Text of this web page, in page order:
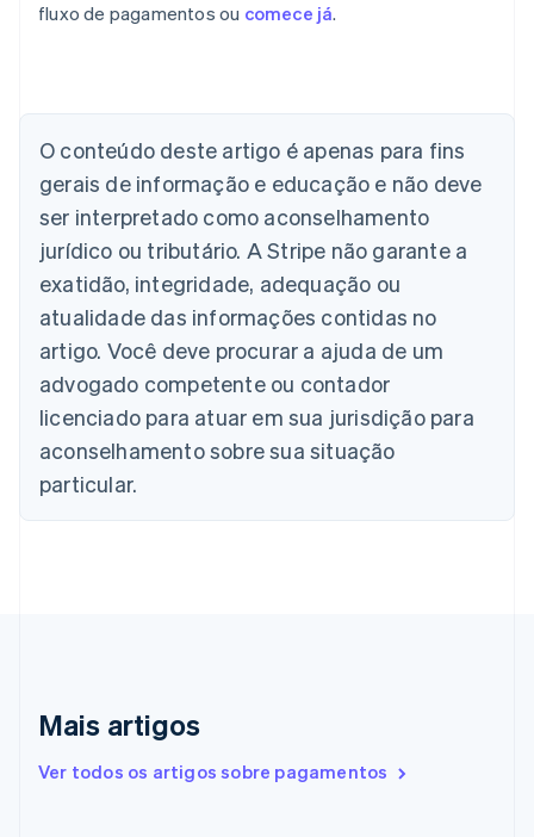
fluxo de pagamentos ou comece já.
O conteúdo deste artigo é apenas para fins
gerais de informação e educação e não deve
ser interpretado como aconselhamento
jurídico ou tributário. A Stripe não garante a
exatidão, integridade, adequação ou
atualidade das informações contidas no
artigo. Você deve procurar a ajuda de um
advogado competente ou contador
licenciado para atuar em sua jurisdição para
aconselhamento sobre sua situação
particular.
Mais artigos
Ver todos os artigos sobre pagamentos
Alemanha
DeutschEnglish
Austrália
English
Áustria
Deutsch English
Bélgica
Nederlands Français DeutschEnglish
Brasil
Bulgária
English
Canadá
China continental
Eslováquia
English
Eslovênia